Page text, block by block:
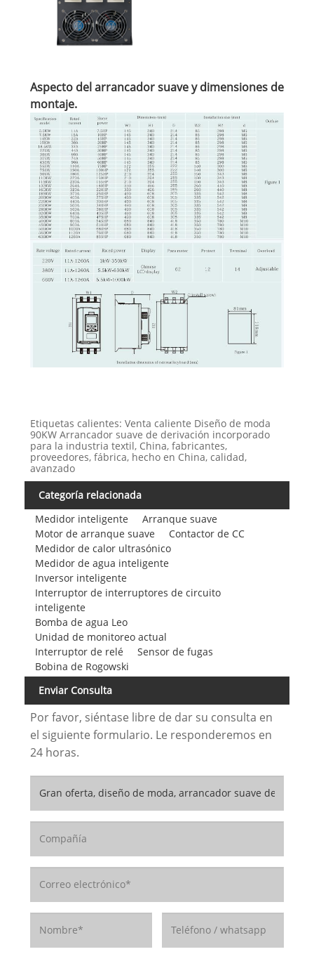
Aspecto del arrancador suave y dimensiones de
montaje.
Etiquetas calientes: Venta caliente Diseño de moda
90KW Arrancador suave de derivación incorporado
para la industria textil, China, fabricantes,
proveedores, fábrica, hecho en China, calidad,
avanzado
Categoría relacionada
Medidor inteligente
Arranque suave
Motor de arranque suave
Contactor de CC
Medidor de calor ultrasónico
Medidor de agua inteligente
Inversor inteligente
Interruptor de interruptores de circuito
inteligente
Bomba de agua Leo
Unidad de monitoreo actual
Interruptor de relé
Sensor de fugas
Bobina de Rogowski
Enviar Consulta
Por favor, siéntase libre de dar su consulta en
el siguiente formulario. Le responderemos en
24 horas.